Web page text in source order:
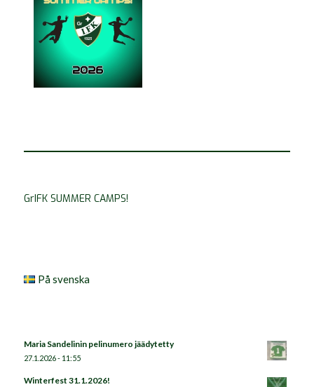
GrIFK SUMMER CAMPS!
På svenska
Maria Sandelinin pelinumero jäädytetty
27.1.2026 - 11:55
Winterfest 31.1.2026!